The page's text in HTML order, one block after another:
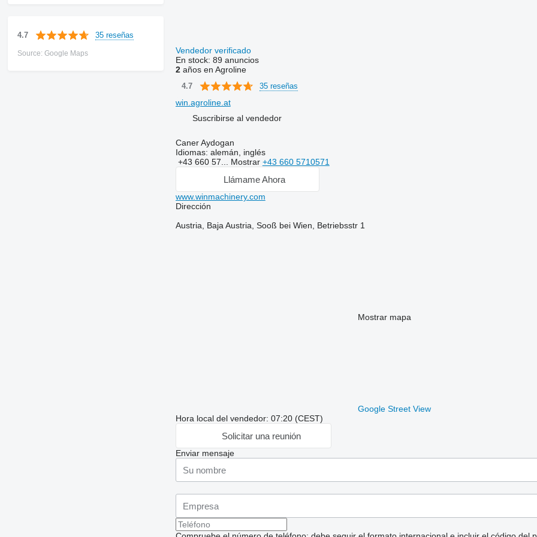
4.7 35 reseñas
Source: Google Maps
Vendedor verificado
En stock: 89 anuncios
2años en Agroline
4.7 35 reseñas
win.agroline.at
Suscribirse al vendedor
Caner Aydogan
Idiomas: alemán, inglés
+43 660 57... Mostrar +43 660 5710571
Llámame Ahora
www.winmachinery.com
Dirección
Austria, Baja Austria, Sooß bei Wien, Betriebsstr 1
Mostrar mapa
Google Street View
Hora local del vendedor: 07:20 (CEST)
Solicitar una reunión
Enviar mensaje